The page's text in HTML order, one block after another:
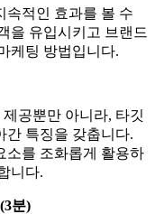
속적인 효과를 볼 수
을 유입시키고 브랜드
케팅 방법입니다.
공뿐만 아니라, 타깃
간 특징을 갖춥니다.
소를 조화롭게 활용하
니다.
분)